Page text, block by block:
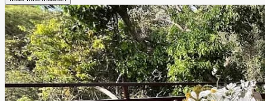
inolvidables junto a familiares y amigos.Leer más